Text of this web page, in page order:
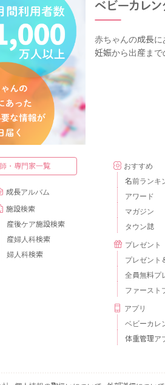
赤ちゃんの成長に
妊娠から出産まで
・専門家一覧
成長アルバム
施設検索
産後ケア施設検索
産婦人科検索
婦人科検索
おすすめ
名前ランキ
アワード
マガジン
タウン誌
プレゼント
プレゼント
全員無料プ
ファースト
アプリ
ベビーカレ
体重管理ア